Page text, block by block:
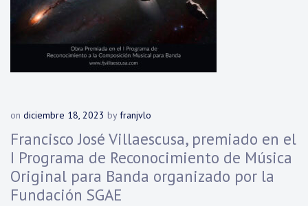
on diciembre 18, 2023 byfranjvlo
Francisco José Villaescusa, premiado en el
I Programa de Reconocimiento de Música
Original para Banda organizado por la
Fundación SGAE